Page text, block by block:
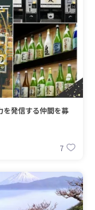
を発信する仲間を募
7